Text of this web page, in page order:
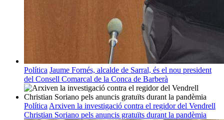
Política Jaume Fornés, alcalde de Sarral, és el nou president
del Consell Comarcal de la Conca de Barberà
PolíticaArxiven la investigació contra el regidor del Vendrell
Christian Soriano pels anuncis gratuïts durant la pandèmia